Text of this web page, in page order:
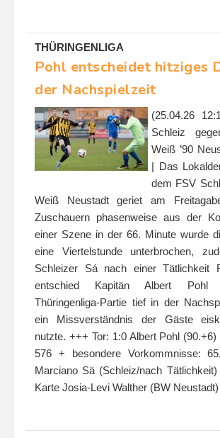
THÜRINGENLIGA
Pohl entscheidet hitziges
der Nachspielzeit
(25.04.26
Schleiz
Weiß ’90
| Das
dem FSV
Weiß Neustadt geriet am
Zuschauern phasenweise aus der
einer Szene in der 66. Minute wurde
eine Viertelstunde unterbrochen,
Schleizer Sá nach einer Tätlichkeit
entschied Kapitän Albert Pohl
Thüringenliga-Partie tief in der
ein Missverständnis der Gäste
nutzte. +++ Tor: 1:0 Albert Pohl
576 + besondere Vorkommnisse:
Marciano Sä (Schleiz/nach
Karte Josia-Levi Walther (BW Neustadt)